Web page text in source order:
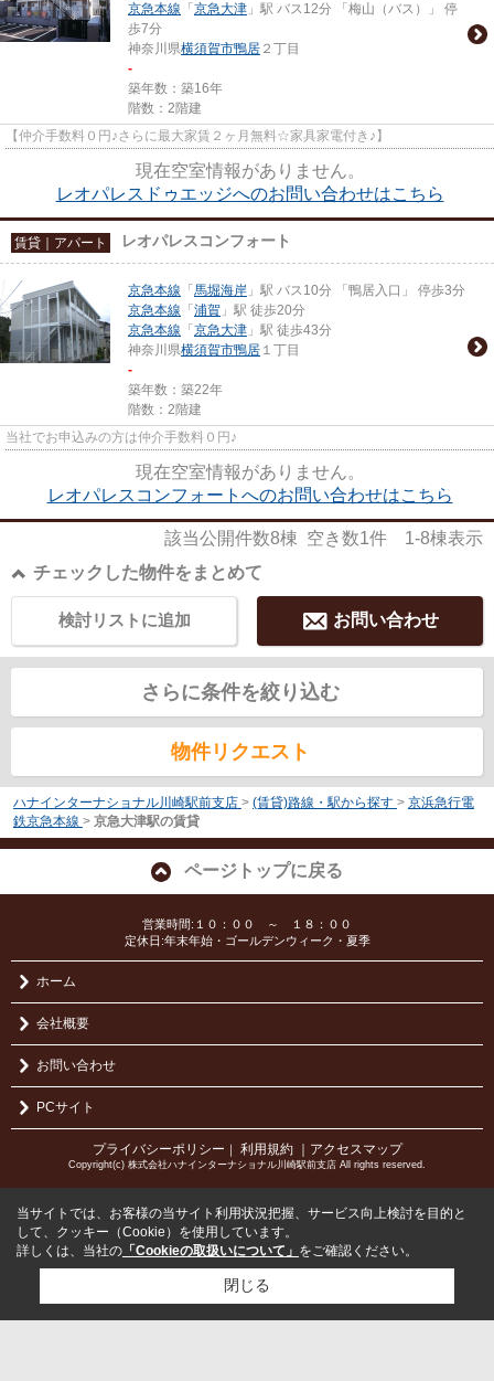
京急本線 「 京急大津 」駅 バス12分 「梅山（バス）」 停
歩7分
神奈川県横須賀市鴨居 ２丁目
-
築年数：築16年
階数：2階建
【仲介手数料０円♪さらに最大家賃２ヶ月無料☆家具家電付き♪】
現在空室情報がありません。
レオパレスドゥエッジへのお問い合わせはこちら
賃貸｜アパート レオパレスコンフォート
京急本線 「 馬堀海岸 」駅 バス10分 「鴨居入口」 停歩3分
京急本線 「 浦賀 」駅 徒歩20分
京急本線 「 京急大津 」駅 徒歩43分
神奈川県横須賀市鴨居 １丁目
-
築年数：築22年
階数：2階建
当社でお申込みの方は仲介手数料０円♪
現在空室情報がありません。
レオパレスコンフォートへのお問い合わせはこちら
該当公開件数8棟 空き数1件 1-8棟表示
チェックした物件をまとめて
お問い合わせ
検討リストに追加
さらに条件を絞り込む
物件リクエスト
ハナインターナショナル川崎駅前支店 > (賃貸)路線・駅から探す > 京浜急行電
鉄京急本線 > 京急大津駅の賃貸
ページトップに戻る
営業時間:１０：００ ～ １８：００
定休日:年末年始・ゴールデンウィーク・夏季
ホーム
会社概要
お問い合わせ
PCサイト
プライバシーポリシー ｜ 利用規約 ｜アクセスマップ
Copyright(c) 株式会社ハナインターナショナル川崎駅前支店 All rights reserved.
当サイトでは、お客様の当サイト利用状況把握、サービス向上検討を目的と
して、クッキー（Cookie）を使用しています。
詳しくは、当社の 「Cookieの取扱いについて」 をご確認ください。
閉じる